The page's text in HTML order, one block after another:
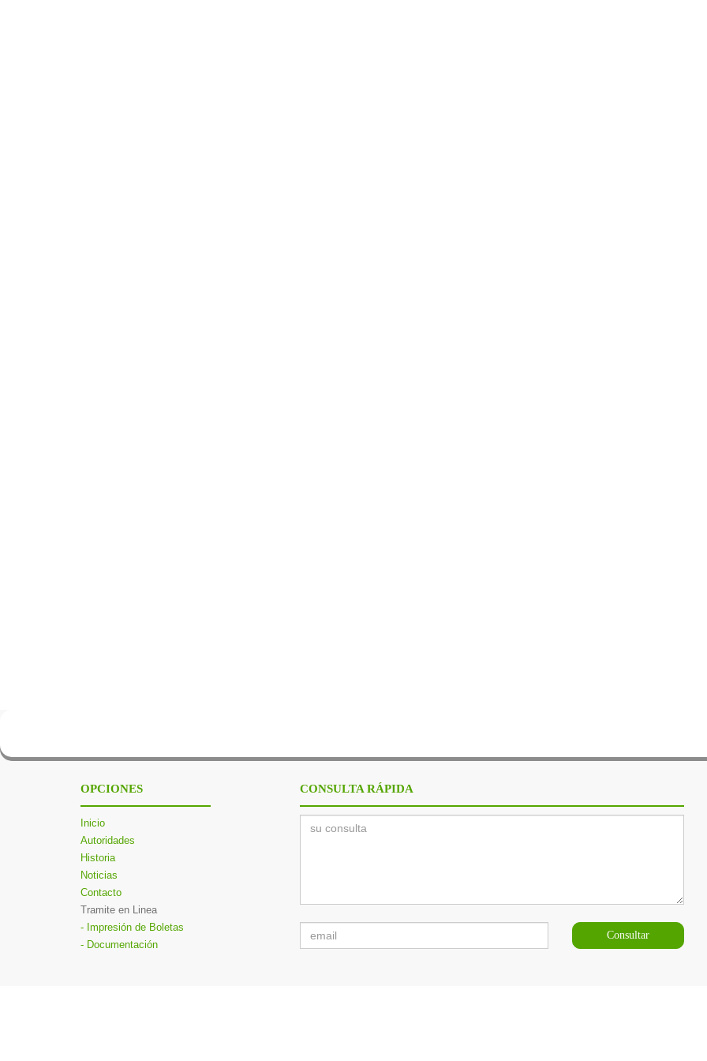
OPCIONES
Inicio
Autoridades
Historia
Noticias
Contacto
Tramite en Linea
- Impresión de Boletas
- Documentación
CONSULTA RÁPIDA
Consultar